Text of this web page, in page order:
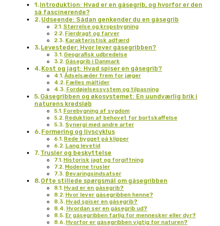
Introduktion: Hvad er en gåsegrib, og hvorfor er den
så fascinerende?
Udseende: Sådan genkender du en gåsegrib
Størrelse og kropsbygning
Fjerdragt og farver
Karakteristisk adfærd
Levesteder: Hvor lever gåsegribben?
Geografisk udbredelse
Gåsegrib i Danmark
Kost og jagt: Hvad spiser en gåsegrib?
Ådselsæder frem for jæger
Fælles måltider
Fordøjelsessystem og tilpasning
Gåsegribben og økosystemet: En uundværlig brik i
naturens kredsløb
Forebygning af sygdom
Reduktion af behovet for bortskaffelse
Synergi med andre arter
Formering og livscyklus
Rede bygget på klipper
Lang levetid
Trusler og beskyttelse
Historisk jagt og forgiftning
Moderne trusler
Bevaringsindsatser
Ofte stillede spørgsmål om gåsegribben
Hvad er en gåsegrib?
Hvor lever gåsegribben henne?
Hvad spiser en gåsegrib?
Hvordan ser en gåsegrib ud?
Er gåsegribben farlig for mennesker eller dyr?
Hvorfor er gåsegribben vigtig for naturen?